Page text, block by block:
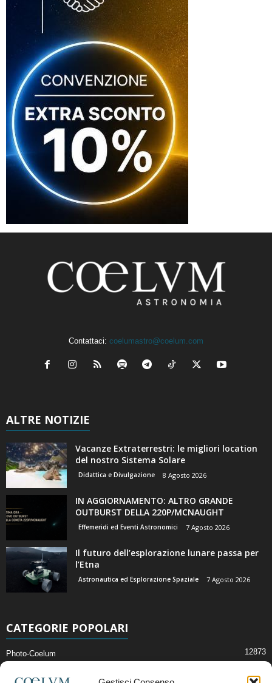
Contattaci: coelumastro@coelum.com
ALTRE NOTIZIE
Vacanze Extraterrestri: le migliori location
del nostro Sistema Solare
Didattica e Divulgazione 8 Agosto 2026
IN AGGIORNAMENTO: ALTRO GRANDE
OUTBURST DELLA 220P/MCNAUGHT
Effemeridi ed Eventi Astronomici 7 Agosto 2026
Il futuro dell’esplorazione lunare passa per
l’Etna
Astronautica ed Esplorazione Spaziale 7 Agosto 2026
CATEGORIE POPOLARI
Photo-Coelum 12873